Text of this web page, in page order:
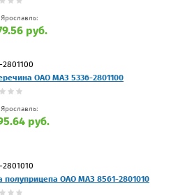
руб.
2801100
ОАО МАЗ 5336-2801100
руб.
2801010
полуприцепа ОАО МАЗ 8561-2801010